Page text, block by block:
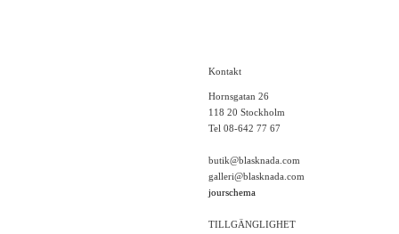
Kontakt
Hornsgatan 26
118 20 Stockholm
Tel 08-642 77 67
butik@blasknada.com
galleri@blasknada.com
jourschema
TILLGÄNGLIGHET